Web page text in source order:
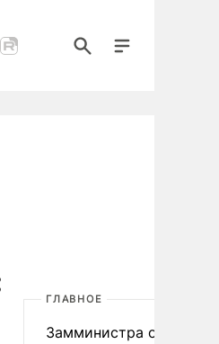
ГЛАВНОЕ
Замминистра обороны